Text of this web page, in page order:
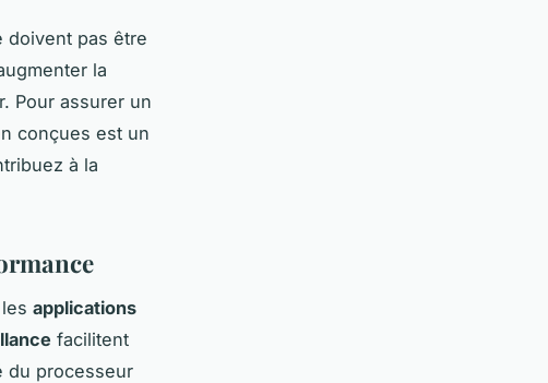
doivent pas être
la
Pour assurer un
conçues est un
à la
applications
facilitent
du processeur